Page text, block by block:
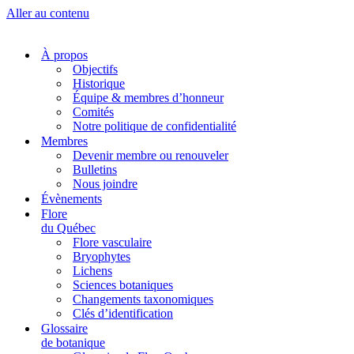
Aller au contenu
À propos
Objectifs
Historique
Équipe & membres d’honneur
Comités
Notre politique de confidentialité
Membres
Devenir membre ou renouveler
Bulletins
Nous joindre
Évènements
Flore
du Québec
Flore vasculaire
Bryophytes
Lichens
Sciences botaniques
Changements taxonomiques
Clés d’identification
Glossaire
de botanique